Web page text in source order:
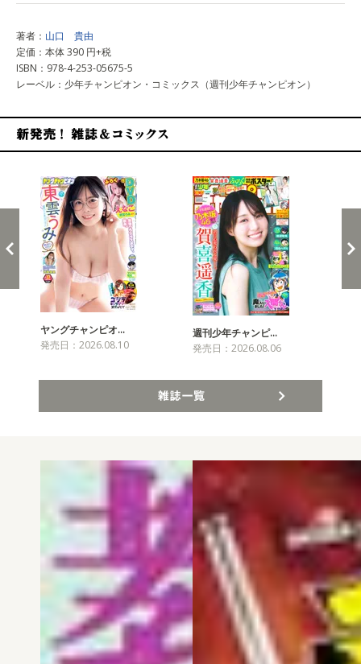
著者： 山口 貴由
定価：本体 390 円+税
ISBN：978-4-253-05675-5
レーベル：少年チャンピオン・コミックス（週刊少年チャンピオン）
ヤングチャンピオ…
発売日：2026.08.10
週刊少年チャンピ…
発売日：2026.08.06